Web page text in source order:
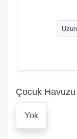
Çocuk Havuzu
Yok